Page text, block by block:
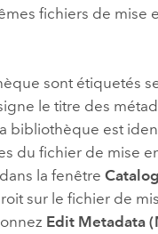
fichiers de
sont étiquetés
le titre des
bibliothèque est
du fichier de mise
la fenêtre
sur le fichier de
Edit Metadata